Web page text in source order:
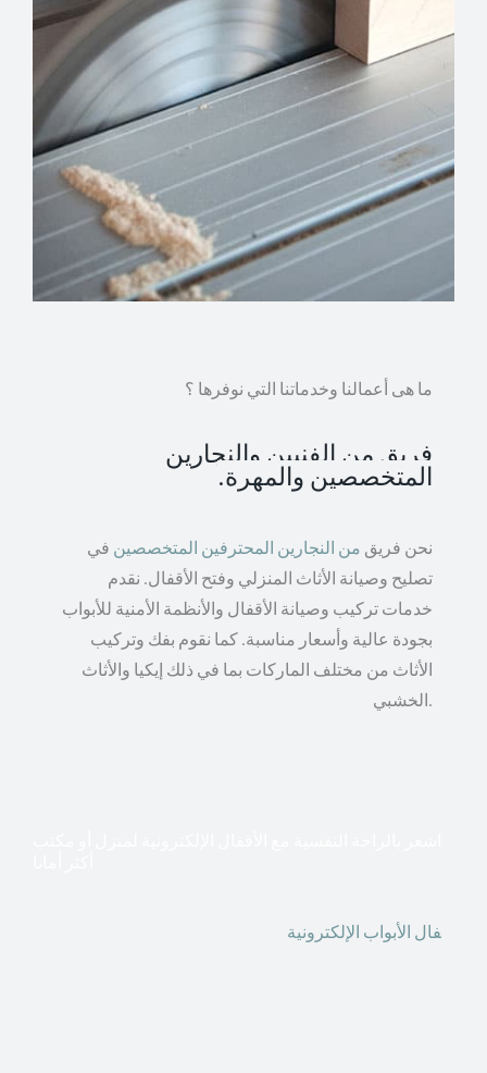
ما هى أعمالنا وخدماتنا التي نوفرها ؟
فريق من الفنيين والنجارين
المتخصصين والمهرة.
نحن فريق من النجارين المحترفين المتخصصين في
تصليح وصيانة الأثاث المنزلي وفتح الأقفال. نقدم
خدمات تركيب وصيانة الأقفال والأنظمة الأمنية للأبواب
بجودة عالية وأسعار مناسبة. كما نقوم بفك وتركيب
الأثاث من مختلف الماركات بما في ذلك إيكيا والأثاث
الخشبي.
فال الأبواب الإلكترونية